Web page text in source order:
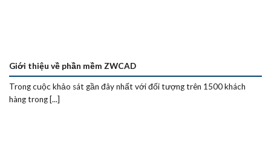
Giới thiệu về phần mềm ZWCAD
Trong cuộc khảo sát gần đây nhất với đối tượng trên 1500 khách
hàng trong [...]